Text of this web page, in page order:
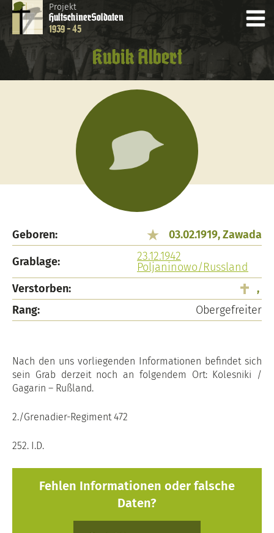
Projekt
HultschinerSoldaten
1939 - 45
Kubik Albert
Geboren:
03.02.1919, Zawada
Grablage:
23.12.1942
Poljaninowo/Russland
Verstorben:
,
Rang:
Obergefreiter
Nach den uns vorliegenden Informationen befindet sich
sein Grab derzeit noch an folgendem Ort: Kolesniki /
Gagarin – Rußland.
2./Grenadier-Regiment 472
252. I.D.
Fehlen Informationen oder falsche
Daten?